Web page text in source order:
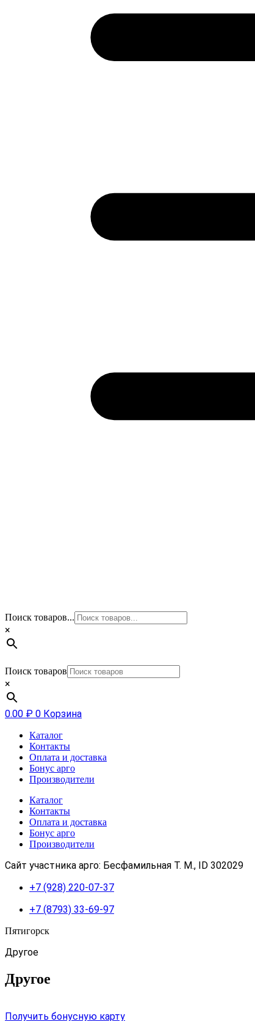
Поиск товаров...
×
Поиск товаров
×
0.00 ₽ 0 Корзина
Каталог
Контакты
Оплата и доставка
Бонус арго
Производители
Каталог
Контакты
Оплата и доставка
Бонус арго
Производители
Сайт участника арго: Бесфамильная Т. М., ID 302029
+7 (928) 220-07-37
+7 (8793) 33-69-97
Пятигорск
Другое
Другое
Получить бонусную карту